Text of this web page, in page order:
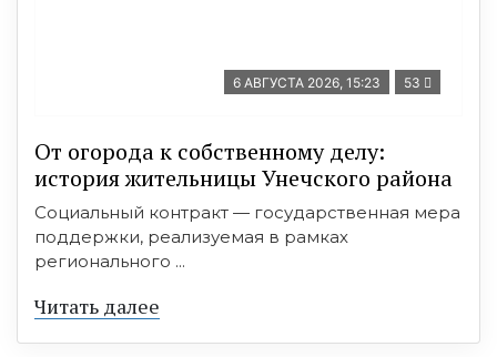
6 АВГУСТА 2026, 15:23 53
От огорода к собственному делу:
история жительницы Унечского района
Социальный контракт — государственная мера
поддержки, реализуемая в рамках
регионального ...
Читать далее